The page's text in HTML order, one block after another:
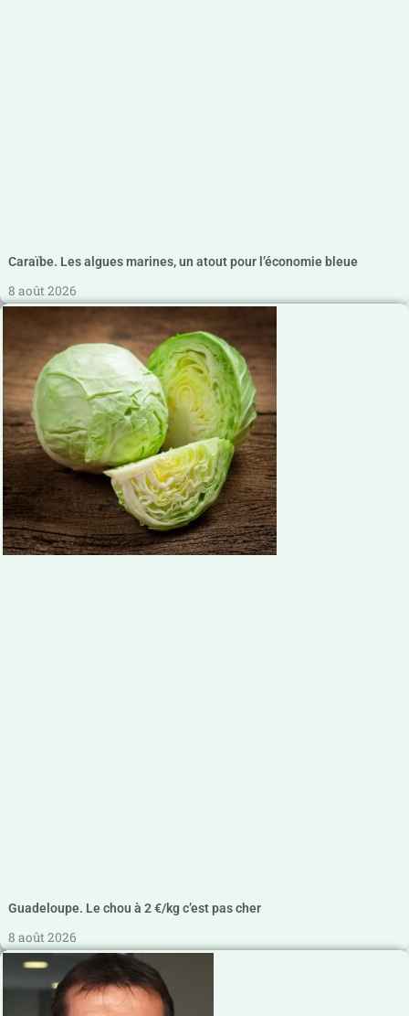
Caraïbe. Les algues marines, un atout pour l’économie bleue
8 août 2026
Guadeloupe. Le chou à 2 €/kg c’est pas cher
8 août 2026